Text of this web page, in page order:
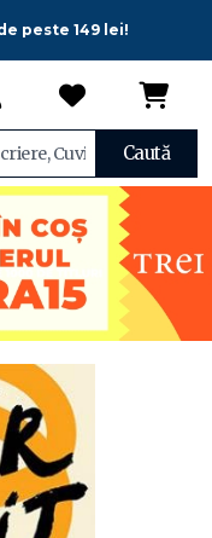
peste 149 lei!
Caută